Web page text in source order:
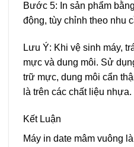
Bước 5: In sản phẩm
động, tùy chỉnh theo nhu
Lưu Ý: Khi vệ sinh máy,
mực và dung môi. Sử
trữ mực, dung môi cẩn
là trên các chất liệu nhựa.
Kết Luận
Máy in date mâm vuông